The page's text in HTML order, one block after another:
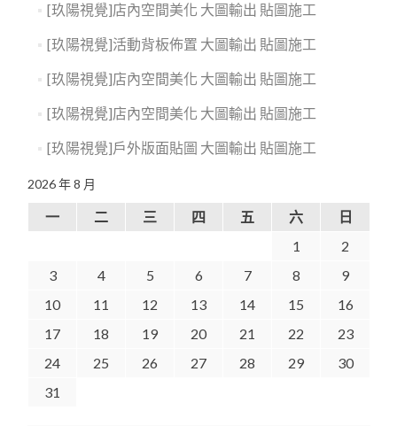
[玖陽視覺]店內空間美化 大圖輸出 貼圖施工
[玖陽視覺]活動背板佈置 大圖輸出 貼圖施工
[玖陽視覺]店內空間美化 大圖輸出 貼圖施工
[玖陽視覺]店內空間美化 大圖輸出 貼圖施工
[玖陽視覺]戶外版面貼圖 大圖輸出 貼圖施工
2026 年 8 月
一 二 三 四 五 六
日
1
2
3
4 5 6 7 8
9
10
11 12 13 14 15
16
17
18 19 20 21 22
23
24
25 26 27 28 29
30
31